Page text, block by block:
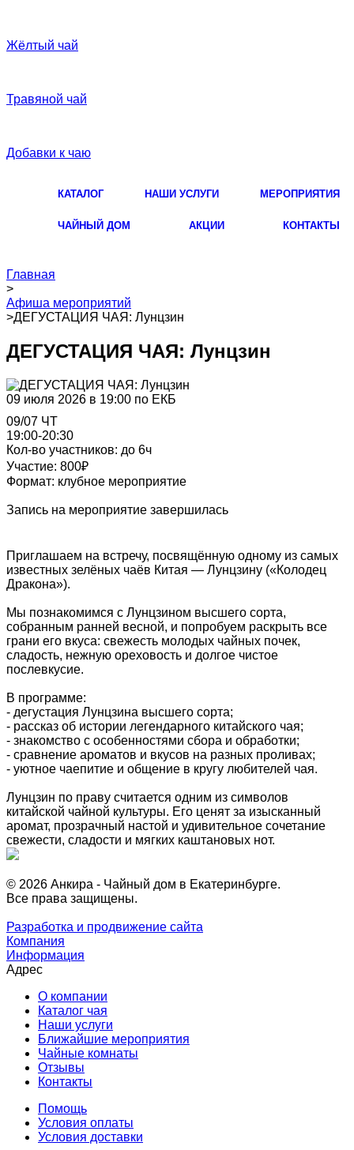
Жёлтый чай
Травяной чай
Добавки к чаю
КАТАЛОГ НАШИ УСЛУГИ МЕРОПРИЯТИЯ
ЧАЙНЫЙ ДОМ АКЦИИ КОНТАКТЫ
Главная
>
Афиша мероприятий
>ДЕГУСТАЦИЯ ЧАЯ: Лунцзин
ДЕГУСТАЦИЯ ЧАЯ: Лунцзин
09 июля 2026 в 19:00 по ЕКБ
09/07 ЧТ
19:00-20:30
Кол-во участников: до 6ч
Участие: 800₽
Формат: клубное мероприятие
Запись на мероприятие завершилась
Приглашаем на встречу, посвящённую одному из самых
известных зелёных чаёв Китая — Лунцзину («Колодец
Дракона»).
Мы познакомимся с Лунцзином высшего сорта,
собранным ранней весной, и попробуем раскрыть все
грани его вкуса: свежесть молодых чайных почек,
сладость, нежную ореховость и долгое чистое
послевкусие.
В программе:
- дегустация Лунцзина высшего сорта;
- рассказ об истории легендарного китайского чая;
- знакомство с особенностями сбора и обработки;
- сравнение ароматов и вкусов на разных проливах;
- уютное чаепитие и общение в кругу любителей чая.
Лунцзин по праву считается одним из символов
китайской чайной культуры. Его ценят за изысканный
аромат, прозрачный настой и удивительное сочетание
свежести, сладости и мягких каштановых нот.
© 2026 Анкира - Чайный дом в Екатеринбурге.
Все права защищены.
Разработка и продвижение сайта
Компания
Информация
Адрес
О компании
Каталог чая
Наши услуги
Ближайшие мероприятия
Чайные комнаты
Отзывы
Контакты
Помощь
Условия оплаты
Условия доставки